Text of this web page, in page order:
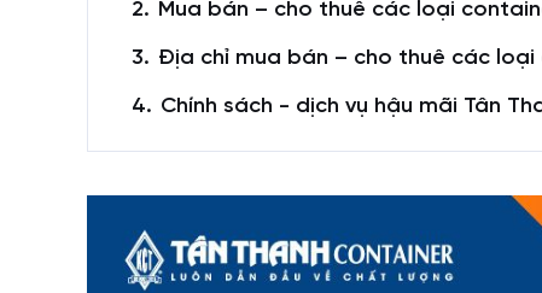
Mua bán – cho thuê các loại
Địa chỉ mua bán – cho thuê các
Chính sách - dịch vụ hậu mãi Tân